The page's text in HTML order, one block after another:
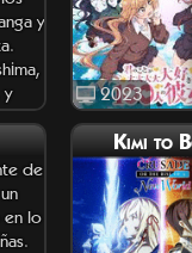
y
y
2023
de
en lo
Kimi to